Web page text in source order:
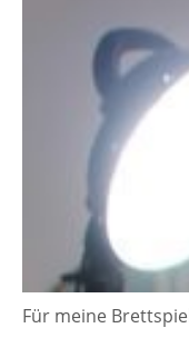
Für meine